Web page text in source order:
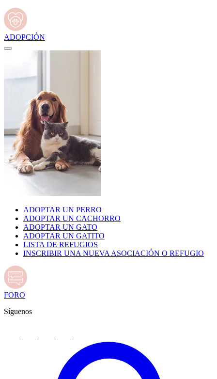
ADOPCIÓN
ADOPTAR UN PERRO
ADOPTAR UN CACHORRO
ADOPTAR UN GATO
ADOPTAR UN GATITO
LISTA DE REFUGIOS
INSCRIBIR UNA NUEVA ASOCIACIÓN O REFUGIO
FORO
Síguenos